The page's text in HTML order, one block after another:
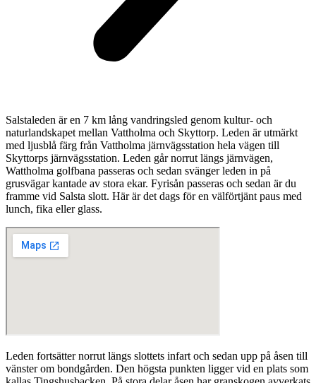
Salstaleden är en 7 km lång vandringsled genom kultur- och
naturlandskapet mellan Vattholma och Skyttorp. Leden är utmärkt
med ljusblå färg från Vattholma järnvägsstation hela vägen till
Skyttorps järnvägsstation. Leden går norrut längs järnvägen,
Wattholma golfbana passeras och sedan svänger leden in på
grusvägar kantade av stora ekar. Fyrisån passeras och sedan är du
framme vid Salsta slott. Här är det dags för en välförtjänt paus med
lunch, fika eller glass.
Leden fortsätter norrut längs slottets infart och sedan upp på åsen till
vänster om bondgården. Den högsta punkten ligger vid en plats som